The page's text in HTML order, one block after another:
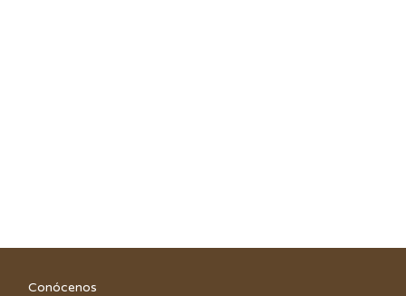
Conócenos